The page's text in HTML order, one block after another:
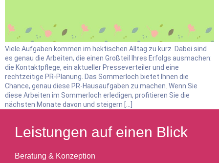
Viele Aufgaben kommen im hektischen Alltag zu kurz. Dabei sind
es genau die Arbeiten, die einen Großteil Ihres Erfolgs ausmachen:
die Kontaktpflege, ein aktueller Presseverteiler und eine
rechtzeitige PR-Planung. Das Sommerloch bietet Ihnen die
Chance, genau diese PR-Hausaufgaben zu machen. Wenn Sie
diese Arbeiten im Sommerloch erledigen, profitieren Sie die
nächsten Monate davon und steigern […]
Leistungen auf einen Blick
Beratung & Konzeption